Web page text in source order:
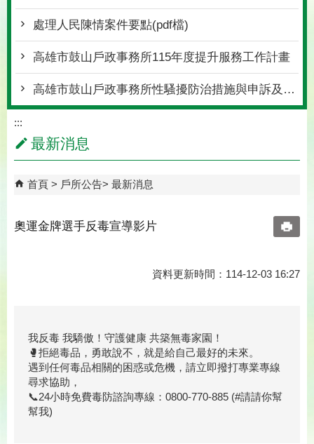
處理人民陳情案件要點(pdf檔)
高雄市鼓山戶政事務所115年度提升服務工作計畫
高雄市鼓山戶政事務所性騷擾防治措施與申訴及懲戒規範
:::
最新消息
首頁 戶所公告 最新消息
奧運金牌選手反毒宣導影片
資料更新時間：114-12-03 16:27
我反毒 我驕傲！守護健康 共築無毒家園！
🥊拒絕毒品，勇敢說不，就是給自己最好的未來。
遇到任何毒品相關的困惑或危機，請立即撥打專業專線
尋求協助，
📞24小時免費毒防諮詢專線：0800-770-885 (#請請你幫
幫我)